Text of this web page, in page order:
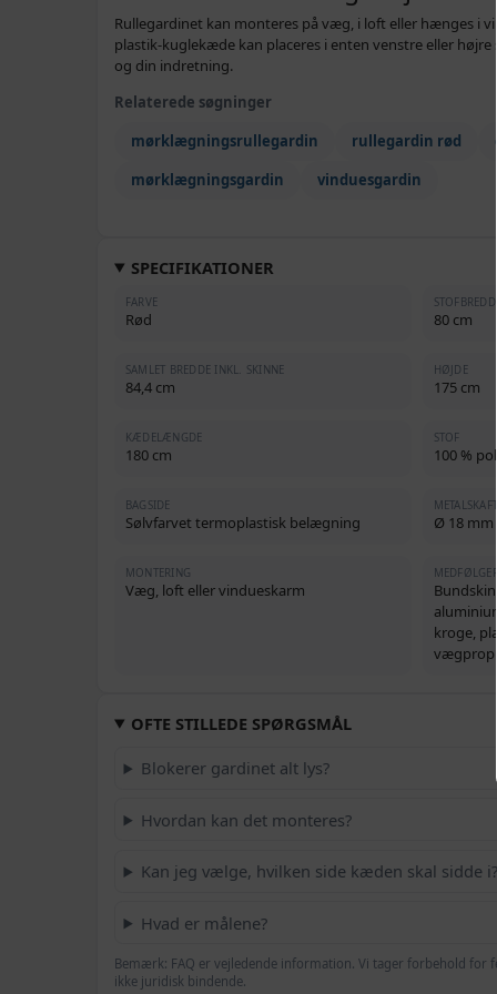
Rullegardinet kan monteres på væg, i loft eller hænges i
plastik-kuglekæde kan placeres i enten venstre eller
og din indretning.
Relaterede søgninger
mørklægningsrullegardin
rullegardin rød
mørklægningsgardin
vinduesgardin
SPECIFIKATIONER
FARVE
Rød
STOFBREDDE
80 cm
SAMLET BREDDE INKL. SKINNE
84,4 cm
HØJDE
175 cm
KÆDELÆNGDE
180 cm
STOF
100 %
BAGSIDE
Sølvfarvet termoplastisk belægning
METALSKAFT
Ø 18 mm
MONTERING
Væg, loft eller vindueskarm
MEDFØLGER
kroge,
OFTE STILLEDE SPØRGSMÅL
Blokerer gardinet alt lys?
Hvordan kan det monteres?
Kan jeg vælge, hvilken side kæden skal sidde i?
Hvad er målene?
Bemærk: FAQ er vejledende information. Vi tager forbehold for
ikke juridisk bindende.